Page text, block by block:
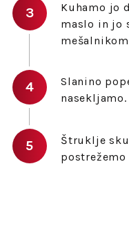
Kuhamo jo
maslo in jo
Slanino
nasekljamo.
Štruklje